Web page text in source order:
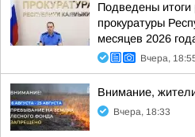
Подведены итоги
прокуратуры
месяцев 2026
Вчера,
Внимание,
Вчера, 18:33